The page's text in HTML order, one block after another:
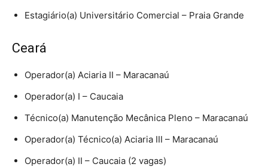
Estagiário(a) Universitário Comercial – Praia Grande
Ceará
Operador(a) Aciaria II – Maracanaú
Operador(a) I – Caucaia
Técnico(a) Manutenção Mecânica Pleno – Maracanaú
Operador(a) Técnico(a) Aciaria III – Maracanaú
Operador(a) II – Caucaia (2 vagas)